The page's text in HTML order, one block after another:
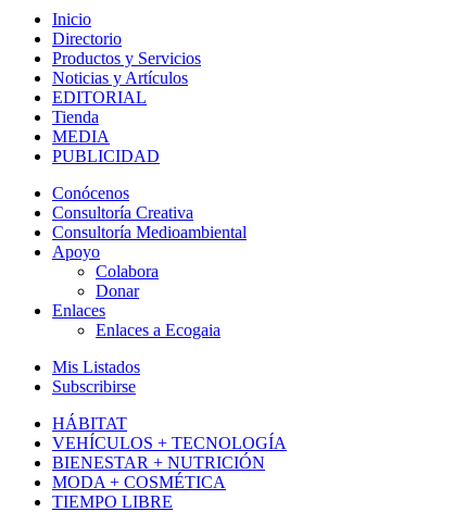
Inicio
Directorio
Productos y Servicios
Noticias y Artículos
EDITORIAL
Tienda
MEDIA
PUBLICIDAD
Conócenos
Consultoría Creativa
Consultoría Medioambiental
Apoyo
Colabora
Donar
Enlaces
Enlaces a Ecogaia
Mis Listados
Subscribirse
HÁBITAT
VEHÍCULOS + TECNOLOGÍA
BIENESTAR + NUTRICIÓN
MODA + COSMÉTICA
TIEMPO LIBRE